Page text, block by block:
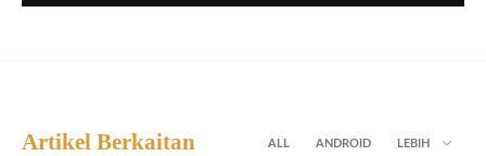
Artikel Berkaitan ALL ANDROID LEBIH